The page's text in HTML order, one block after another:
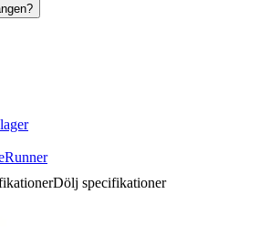
Dölj specifikationer